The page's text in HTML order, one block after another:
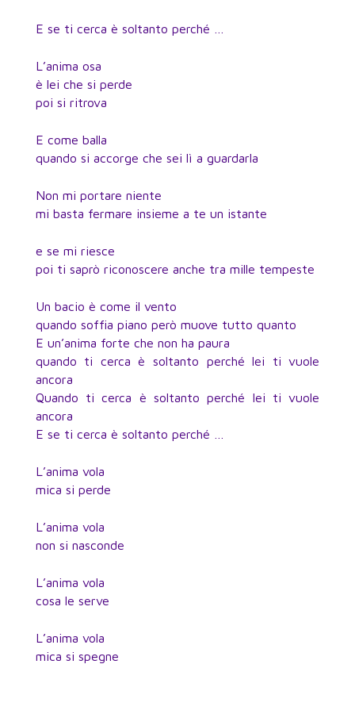
E se ti cerca è soltanto perché …
L’anima osa
è lei che si perde
poi si ritrova
E come balla
quando si accorge che sei lì a guardarla
Non mi portare niente
mi basta fermare insieme a te un istante
e se mi riesce
poi ti saprò riconoscere anche tra mille tempeste
Un bacio è come il vento
quando soffia piano però muove tutto quanto
E un’anima forte che non ha paura
quando ti cerca è soltanto perché lei ti vuole
ancora
Quando ti cerca è soltanto perché lei ti vuole
ancora
E se ti cerca è soltanto perché …
L’anima vola
mica si perde
L’anima vola
non si nasconde
L’anima vola
cosa le serve
L’anima vola
mica si spegne